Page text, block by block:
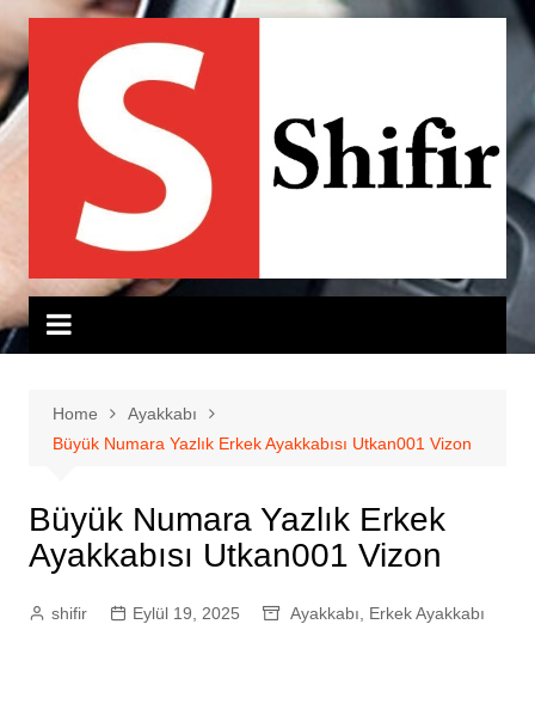
Skip
to
content
Home
Ayakkabı
Büyük Numara Yazlık Erkek Ayakkabısı Utkan001 Vizon
Büyük Numara Yazlık Erkek
Ayakkabısı Utkan001 Vizon
shifir Eylül 19, 2025 Ayakkabı Erkek Ayakkabı